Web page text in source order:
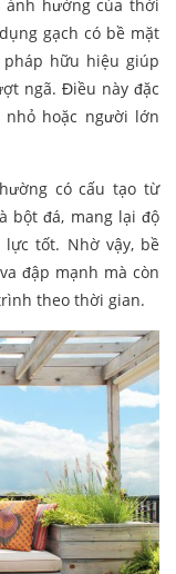
ảnh hưởng của thời
gạch có bề mặt
hữu hiệu giúp
ngã. Điều này đặc
hoặc người lớn
có cấu tạo từ
bột đá, mang lại độ
tốt. Nhờ vậy, bề
đập mạnh mà còn
theo thời gian.